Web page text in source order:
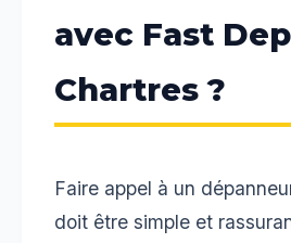
avec Fast
Chartres ?
Faire appel à un
doit être simple et